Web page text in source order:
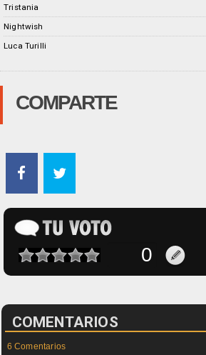
Tristania
Nightwish
Luca Turilli
COMPARTE
COMENTARIOS
6 Comentarios